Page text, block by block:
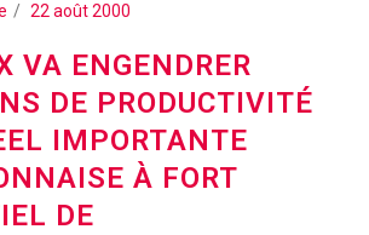
22 août 2000
VA ENGENDRER
DE PRODUCTIVITÉ
IMPORTANTE
À FORT
DE